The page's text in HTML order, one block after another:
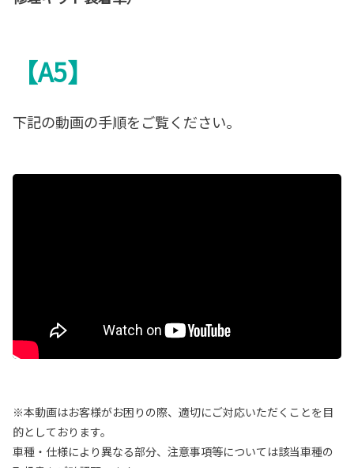
【A5】
下記の動画の手順をご覧ください。
※本動画はお客様がお困りの際、適切にご対応いただくことを目
的としております。
車種・仕様により異なる部分、注意事項等については該当車種の